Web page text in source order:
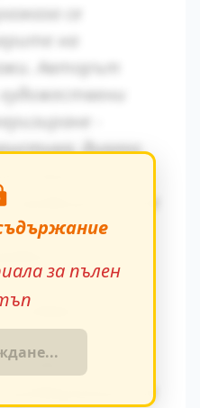
се
на
Авторът
-
диалог,
традиционните
идеи се
на
разбирането на
за пълен